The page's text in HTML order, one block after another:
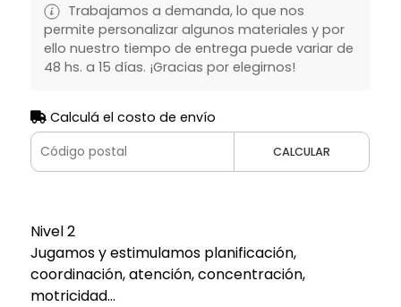
Trabajamos a demanda, lo que nos
permite personalizar algunos materiales y por
ello nuestro tiempo de entrega puede variar de
48 hs. a 15 días. ¡Gracias por elegirnos!
Calculá el costo de envío
CALCULAR
Nivel 2
Jugamos y estimulamos planificación,
coordinación, atención, concentración,
motricidad...